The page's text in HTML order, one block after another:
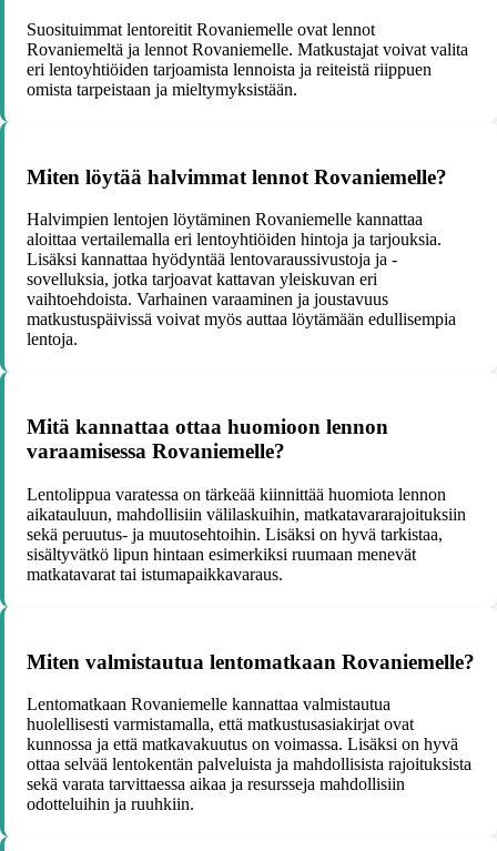
Suosituimmat lentoreitit Rovaniemelle ovat lennot
Rovaniemeltä ja lennot Rovaniemelle. Matkustajat voivat valita
eri lentoyhtiöiden tarjoamista lennoista ja reiteistä riippuen
omista tarpeistaan ja mieltymyksistään.
Miten löytää halvimmat lennot Rovaniemelle?
Halvimpien lentojen löytäminen Rovaniemelle kannattaa
aloittaa vertailemalla eri lentoyhtiöiden hintoja ja tarjouksia.
Lisäksi kannattaa hyödyntää lentovaraussivustoja ja -
sovelluksia, jotka tarjoavat kattavan yleiskuvan eri
vaihtoehdoista. Varhainen varaaminen ja joustavuus
matkustuspäivissä voivat myös auttaa löytämään edullisempia
lentoja.
Mitä kannattaa ottaa huomioon lennon
varaamisessa Rovaniemelle?
Lentolippua varatessa on tärkeää kiinnittää huomiota lennon
aikatauluun, mahdollisiin välilaskuihin, matkatavararajoituksiin
sekä peruutus- ja muutosehtoihin. Lisäksi on hyvä tarkistaa,
sisältyvätkö lipun hintaan esimerkiksi ruumaan menevät
matkatavarat tai istumapaikkavaraus.
Miten valmistautua lentomatkaan Rovaniemelle?
Lentomatkaan Rovaniemelle kannattaa valmistautua
huolellisesti varmistamalla, että matkustusasiakirjat ovat
kunnossa ja että matkavakuutus on voimassa. Lisäksi on hyvä
ottaa selvää lentokentän palveluista ja mahdollisista rajoituksista
sekä varata tarvittaessa aikaa ja resursseja mahdollisiin
odotteluihin ja ruuhkiin.